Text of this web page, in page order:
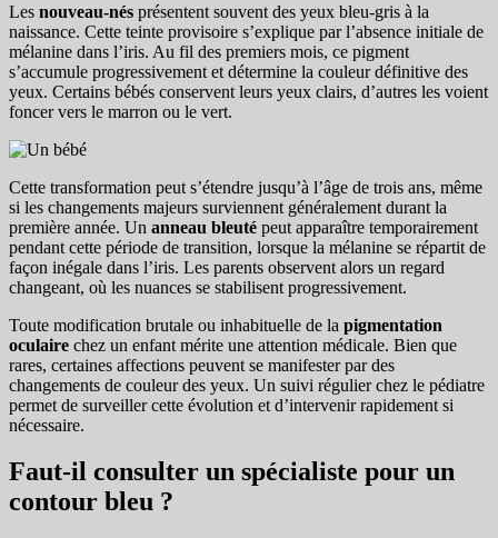
Les nouveau-nés présentent souvent des yeux bleu-gris à la
naissance. Cette teinte provisoire s’explique par l’absence initiale de
mélanine dans l’iris. Au fil des premiers mois, ce pigment
s’accumule progressivement et détermine la couleur définitive des
yeux. Certains bébés conservent leurs yeux clairs, d’autres les voient
foncer vers le marron ou le vert.
Cette transformation peut s’étendre jusqu’à l’âge de trois ans, même
si les changements majeurs surviennent généralement durant la
première année. Un anneau bleuté peut apparaître temporairement
pendant cette période de transition, lorsque la mélanine se répartit de
façon inégale dans l’iris. Les parents observent alors un regard
changeant, où les nuances se stabilisent progressivement.
Toute modification brutale ou inhabituelle de la pigmentation
oculaire chez un enfant mérite une attention médicale. Bien que
rares, certaines affections peuvent se manifester par des
changements de couleur des yeux. Un suivi régulier chez le pédiatre
permet de surveiller cette évolution et d’intervenir rapidement si
nécessaire.
Faut-il consulter un spécialiste pour un
contour bleu ?